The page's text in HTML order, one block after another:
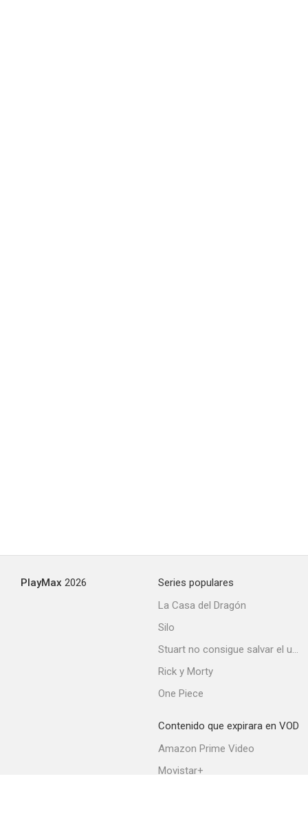
PlayMax 2026
Series populares
La Casa del Dragón
Silo
Stuart no consigue salvar el universo
Rick y Morty
One Piece
Contenido que expirara en VOD
Amazon Prime Video
Movistar+